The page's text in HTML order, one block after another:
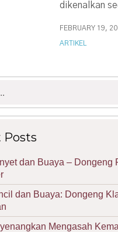
dikenalkan
FEBRUARY 19,
ARTIKEL
Posts
dan Buaya – Dongeng
dan Buaya: Dongeng
Mengasah